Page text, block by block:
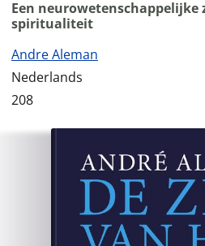
Een
spiritualiteit
Andre Aleman
Nederlands
208